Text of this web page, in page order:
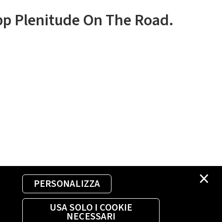
×
PERSONALIZZA
USA SOLO I COOKIE
NECESSARI
Plenitude On The Road.